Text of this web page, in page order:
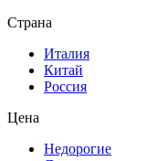
Страна
Италия
Китай
Россия
Цена
Недорогие